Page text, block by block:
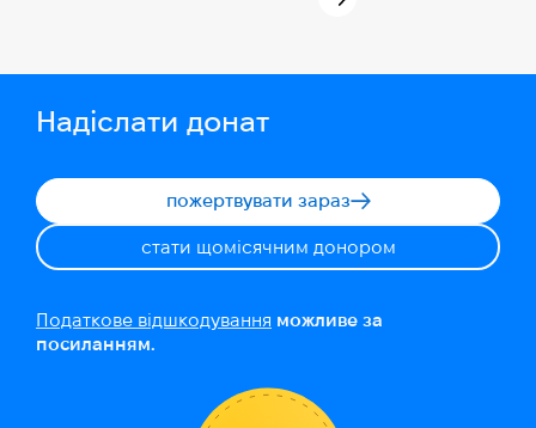
Надіслати донат
пожертвувати зараз
стати щомісячним донором
Податкове відшкодування можливе за
посиланням.